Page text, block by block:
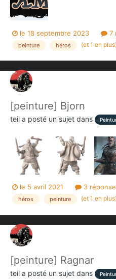
le 18 septembre 2023 7
peinture héros (et 1 en plus)
[peinture] Bjorn
teil a posté un sujet dans
le 5 avril 2021 3
héros peinture (et 1 en plus)
[peinture] Ragnar
teil a posté un sujet dans